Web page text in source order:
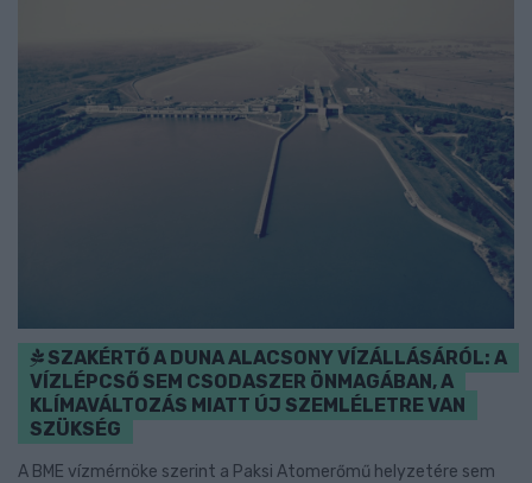
SZAKÉRTŐ A DUNA ALACSONY VÍZÁLLÁSÁRÓL: A
VÍZLÉPCSŐ SEM CSODASZER ÖNMAGÁBAN, A
KLÍMAVÁLTOZÁS MIATT ÚJ SZEMLÉLETRE VAN
SZÜKSÉG
A BME vízmérnöke szerint a Paksi Atomerőmű helyzetére sem